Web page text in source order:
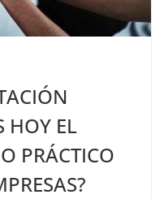
HOY EL
PRÁCTICO